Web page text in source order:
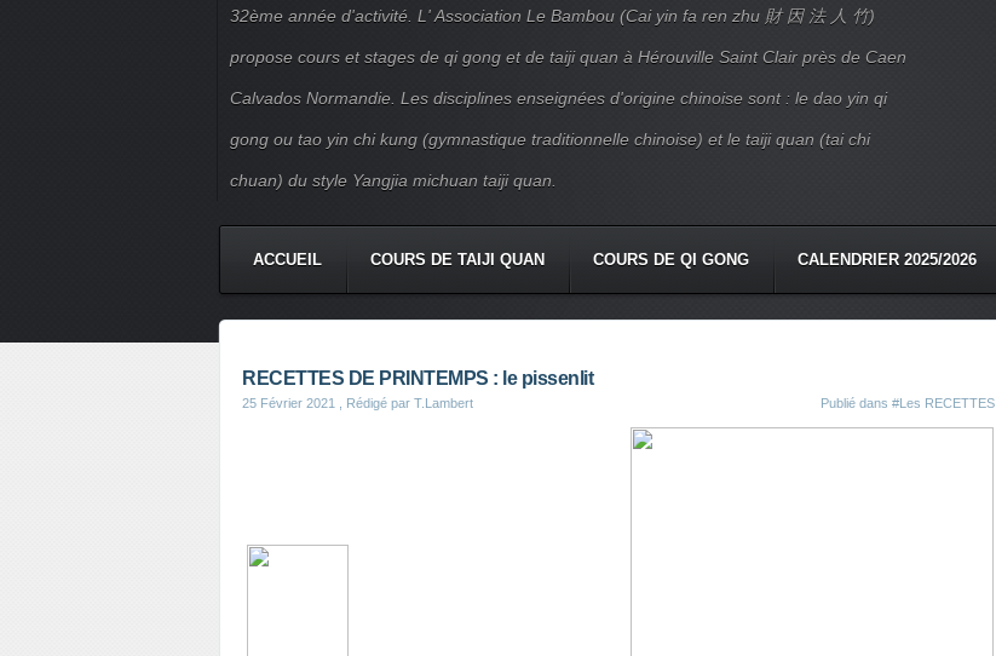
32ème année d'activité. L' Association Le Bambou (Cai yin fa ren zhu 財 因 法 人 竹)
propose cours et stages de qi gong et de taiji quan à Hérouville Saint Clair près de Caen
Calvados Normandie. Les disciplines enseignées d'origine chinoise sont : le dao yin qi
gong ou tao yin chi kung (gymnastique traditionnelle chinoise) et le taiji quan (tai chi
chuan) du style Yangjia michuan taiji quan.
ACCUEIL COURS DE TAIJI QUAN COURS DE QI GONG CALENDRIER 2025/2026
RECETTES DE PRINTEMPS : le pissenlit
25 Février 2021 , Rédigé par T.Lambert Publié dans #Les RECETTES